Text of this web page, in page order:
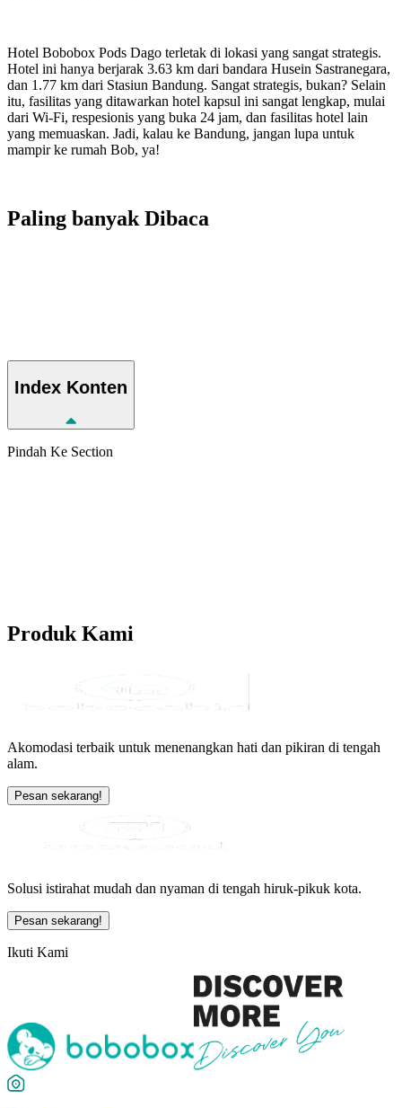
Hotel Bobobox Pods Dago terletak di lokasi yang sangat strategis.
Hotel ini hanya berjarak 3.63 km dari bandara Husein Sastranegara,
dan 1.77 km dari Stasiun Bandung. Sangat strategis, bukan? Selain
itu, fasilitas yang ditawarkan hotel kapsul ini sangat lengkap, mulai
dari Wi-Fi, respesionis yang buka 24 jam, dan fasilitas hotel lain
yang memuaskan. Jadi, kalau ke Bandung, jangan lupa untuk
mampir ke rumah Bob, ya!
Paling banyak Dibaca
Index Konten
Pindah Ke Section
Produk Kami
Akomodasi terbaik untuk menenangkan hati dan pikiran di tengah
alam.
Pesan sekarang!
Solusi istirahat mudah dan nyaman di tengah hiruk-pikuk kota.
Pesan sekarang!
Ikuti Kami